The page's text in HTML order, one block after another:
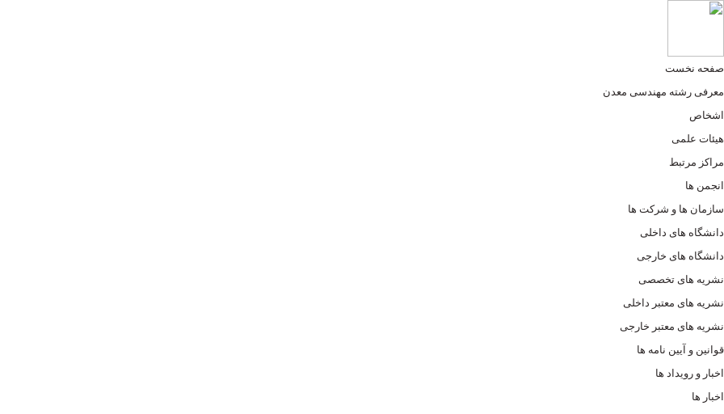
صفحه نخست
معرفی رشته مهندسی معدن
اشخاص
هیئات علمی
مراکز مرتبط
انجمن ها
سازمان ها و شرکت ها
دانشگاه های داخلی
دانشگاه های خارجی
نشریه های تخصصی
نشریه های معتبر داخلی
نشریه های معتبر خارجی
قوانین و آیین نامه ها
اخبار و رویداد ها
اخبار ها